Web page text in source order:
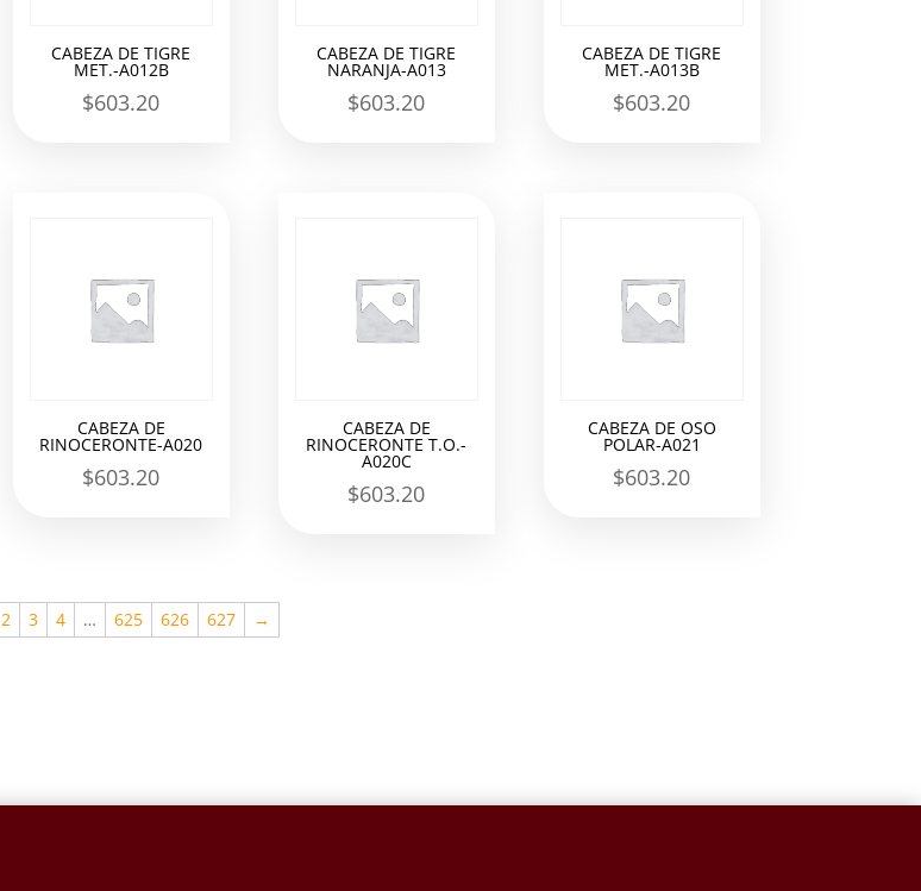
CABEZA DE TIGRE
MET.-A012B
$603.20
CABEZA DE TIGRE
NARANJA-A013
$603.20
CABEZA DE TIGRE
MET.-A013B
$603.20
CABEZA DE
RINOCERONTE-A020
$603.20
CABEZA DE
RINOCERONTE T.O.-
A020C
$603.20
CABEZA DE OSO
POLAR-A021
$603.20
2 3 4 … 625 626 627 →